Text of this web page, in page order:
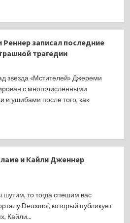
записал последние
трагедии
звезда «Мстителей» Джереми
с многочисленными
и ушибами после того, как
и Кайли Дженнер
то тогда спешим вас
Deuxmoi, который публикует
Кайли...